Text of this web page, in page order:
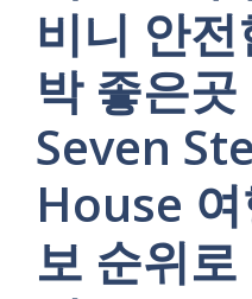
비니 안
박 좋은
Seven
House
보 순위